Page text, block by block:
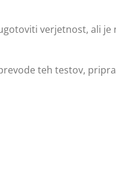
verjetnost, ali je
teh testov,